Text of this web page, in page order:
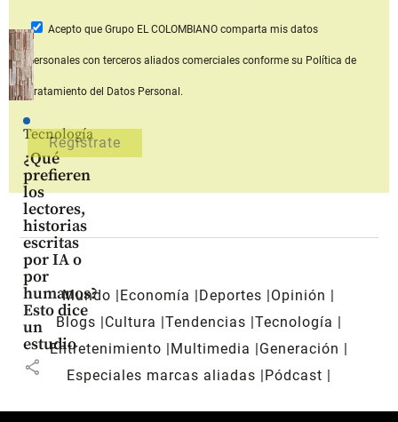
Tecnología
¿Qué
prefieren
los
lectores,
historias
escritas
por IA o
por
humanos?
Esto dice
un
estudio
share
Acepto que Grupo EL COLOMBIANOcomparta mis datos
personales con terceros aliados comerciales conforme su Política de
Tratamiento del Datos Personal.
Mundo Economía Deportes
Opinión
Blogs
Cultura Tendencias Tecnología
Entretenimiento
Multimedia
Generación
Especiales marcas aliadas
Pódcast